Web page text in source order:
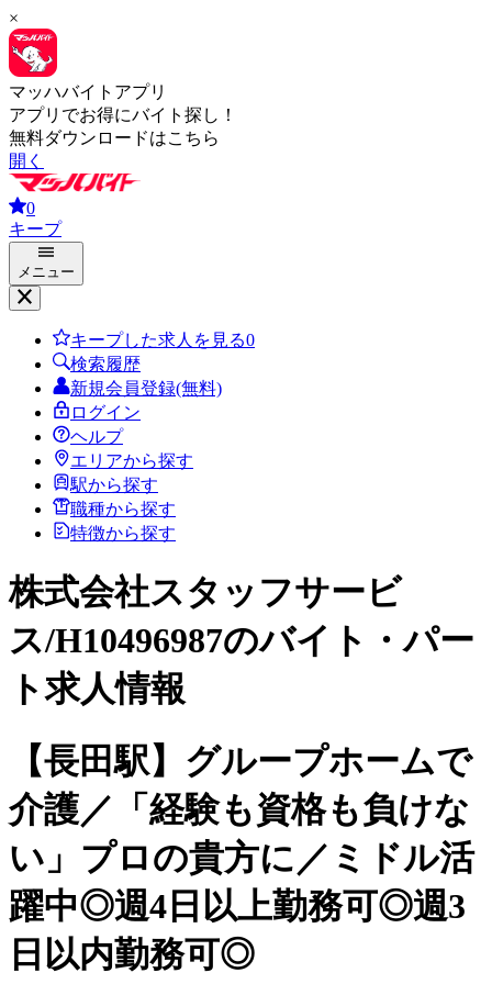
×
マッハバイトアプリ
アプリでお得にバイト探し！
無料ダウンロードはこちら
開く
0
キープ
メニュー
キープした求人を見る0
検索履歴
新規会員登録(無料)
ログイン
ヘルプ
エリアから探す
駅から探す
職種から探す
特徴から探す
株式会社スタッフサービ
ス/H10496987のバイト・パー
ト求人情報
【長田駅】グループホームで
介護／「経験も資格も負けな
い」プロの貴方に／ミドル活
躍中◎週4日以上勤務可◎週3
日以内勤務可◎